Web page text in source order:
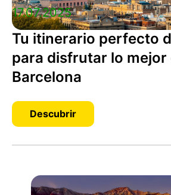
17.07.2025
Tu itinerario perfecto
para disfrutar lo mejor
Barcelona
Descubrir